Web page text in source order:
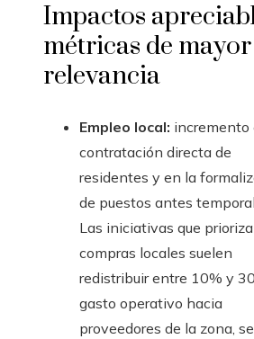
Impactos
métricas de mayor
relevancia
Empleo local: incremento
contratación directa de
residentes y en la
de puestos antes
Las iniciativas que
compras locales suelen
redistribuir entre 10% y
gasto operativo hacia
proveedores de la zona,